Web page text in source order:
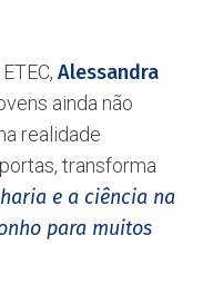
Alessandra
ainda não
realidade
transforma
e a ciência na
para muitos